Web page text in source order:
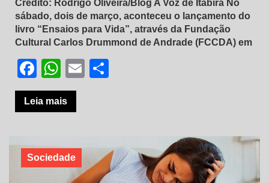
Crédito: Rodrigo Oliveira/Blog A Voz de Itabira No
sábado, dois de março, aconteceu o lançamento do
livro “Ensaios para Vida”, através da Fundação
Cultural Carlos Drummond de Andrade (FCCDA) em
Facebook
WhatsApp
Email
Leia mais
Sociedade